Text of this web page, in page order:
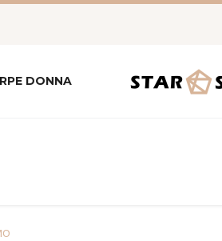
DONNA